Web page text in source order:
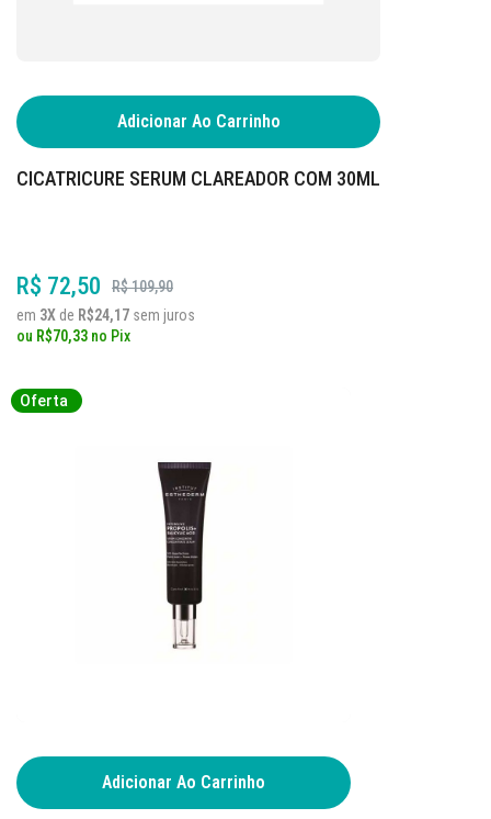
Adicionar Ao Carrinho
CICATRICURE SERUM CLAREADOR COM 30ML
R$ 72,50
R$ 109,90
em 3X de R$24,17 sem juros
ou R$70,33 no Pix
Oferta
Oferta
Adicionar Ao Carrinho